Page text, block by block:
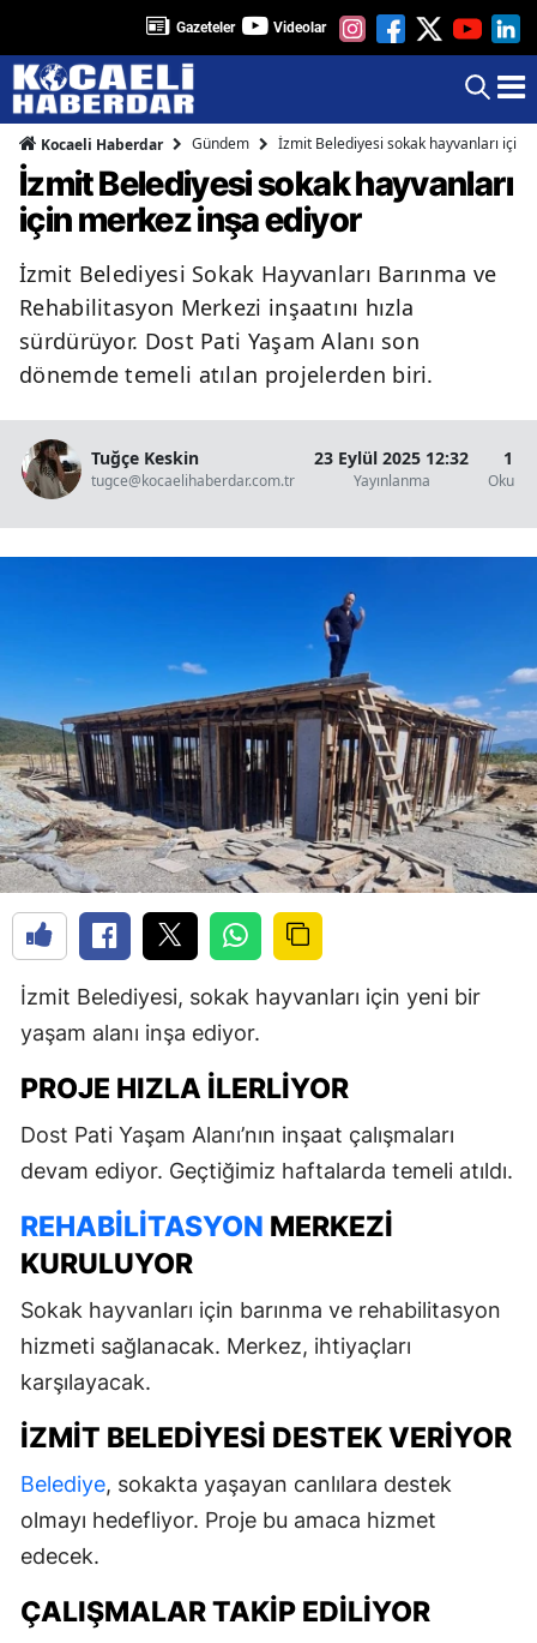
Gazeteler Videolar
Kocaeli Haberdar Gündem İzmit Belediyesi sokak hayvanları için
İzmit Belediyesi sokak hayvanları
için merkez inşa ediyor
İzmit Belediyesi Sokak Hayvanları Barınma ve
Rehabilitasyon Merkezi inşaatını hızla
sürdürüyor. Dost Pati Yaşam Alanı son
dönemde temeli atılan projelerden biri.
Tuğçe Keskin
tugce@kocaelihaberdar.com.tr
23 Eylül 2025 12:32
Yayınlanma
1
İzmit Belediyesi, sokak hayvanları için yeni bir
yaşam alanı inşa ediyor.
PROJE HIZLA ILERLIYOR
Dost Pati Yaşam Alanı’nın inşaat çalışmaları
devam ediyor. Geçtiğimiz haftalarda temeli atıldı.
REHABILITASYON MERKEZI
KURULUYOR
Sokak hayvanları için barınma ve rehabilitasyon
hizmeti sağlanacak. Merkez, ihtiyaçları
karşılayacak.
İZMIT BELEDIYESI DESTEK VERIYOR
Belediye, sokakta yaşayan canlılara destek
olmayı hedefliyor. Proje bu amaca hizmet
edecek.
ÇALIŞMALAR TAKIP EDILIYOR